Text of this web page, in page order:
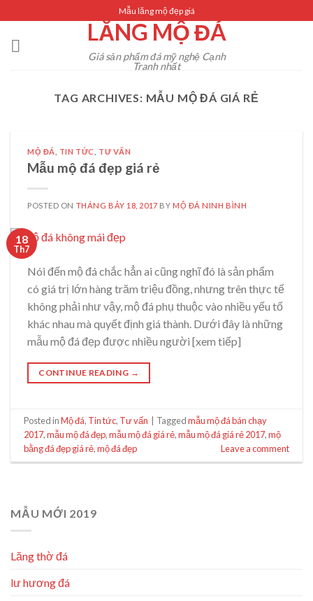
content
Mẫu lăng mộ đẹp giá
LĂNG MỘ ĐÁ
Giá sản phẩm đá mỹ nghệ Cạnh
Tranh nhất
TAG ARCHIVES: MẪU MỘ ĐÁ GIÁ RẺ
MỘ ĐÁ TIN TỨC TƯ VẤN
Mẫu mộ đá đẹp giá rẻ
POSTED ON THÁNG BẢY 18, 2017 BY MỘ ĐÁ NINH BÌNH
18
Th7
Nói đến mộ đá chắc hẳn ai cũng nghĩ đó là sản phẩm
có giá trị lớn hàng trăm triệu đồng, nhưng trên thực tế
không phải như vậy, mộ đá phụ thuộc vào nhiều yếu tố
khác nhau mà quyết định giá thành. Dưới đây là những
mẫu mộ đá đẹp được nhiều người [xem tiếp]
CONTINUE READING →
Posted inMộ đá, Tin tức, Tư vấn Taggedmẫu mộ đá bán chạy
2017,mẫu mộ đá đẹp,mẫu mộ đá giá rẻ,mẫu mộ đá giá rẻ 2017,mộ
bằng đá đẹp giá rẻ,mộ đá đẹp Leave a comment
MẪU MỚI 2019
Lăng thờ đá
lư hương đá